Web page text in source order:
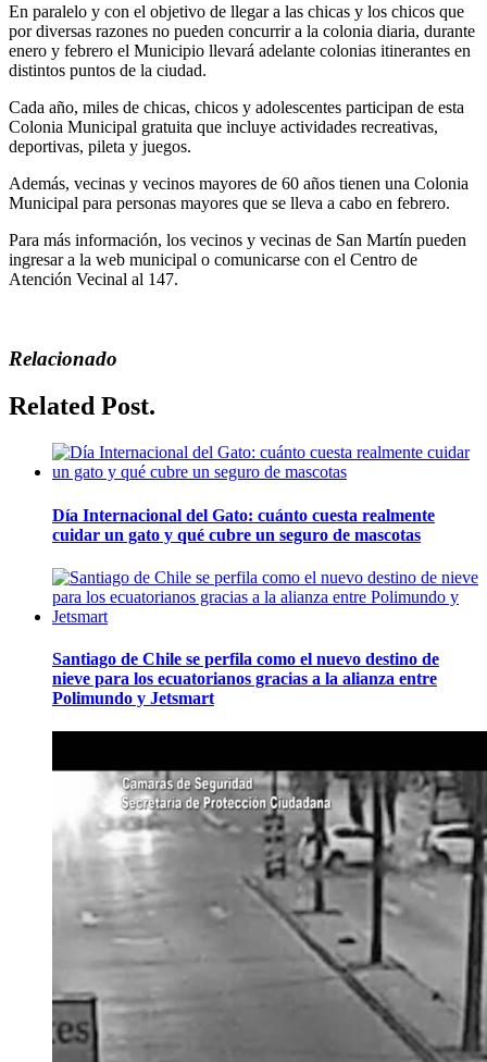
En paralelo y con el objetivo de llegar a las chicas y los chicos que
por diversas razones no pueden concurrir a la colonia diaria, durante
enero y febrero el Municipio llevará adelante colonias itinerantes en
distintos puntos de la ciudad.
Cada año, miles de chicas, chicos y adolescentes participan de esta
Colonia Municipal gratuita que incluye actividades recreativas,
deportivas, pileta y juegos.
Además, vecinas y vecinos mayores de 60 años tienen una Colonia
Municipal para personas mayores que se lleva a cabo en febrero.
Para más información, los vecinos y vecinas de San Martín pueden
ingresar a la web municipal o comunicarse con el Centro de
Atención Vecinal al 147.
Relacionado
Related Post.
Día Internacional del Gato: cuánto cuesta realmente
cuidar un gato y qué cubre un seguro de mascotas
Santiago de Chile se perfila como el nuevo destino de
nieve para los ecuatorianos gracias a la alianza entre
Polimundo y Jetsmart